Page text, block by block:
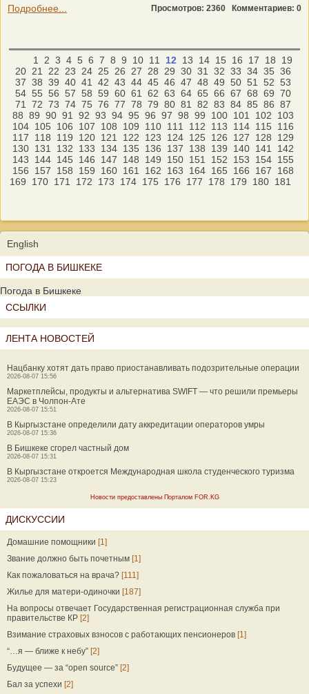
Подробнее...
Просмотров: 2360 Комментариев: 0
1 2 3 4 5 6 7 8 9 10 11 12 13 14 15 16 17 18
19
20 21 22 23 24 25 26 27 28 29 30 31 32 33 34 35 36
37 38 39 40 41 42 43 44 45 46 47 48 49 50 51 52 53
54 55 56 57 58 59 60 61 62 63 64 65 66 67 68 69 70
71
72 73 74 75 76 77 78 79 80 81 82 83 84 85 86 87
88 89 90 91 92 93 94 95 96 97 98 99 100 101 102
103
104 105 106 107 108 109 110 111 112 113 114 115
116
117
118 119 120 121 122 123 124 125 126 127 128
129
130 131 132 133 134 135 136 137 138 139 140 141
142
143
144 145 146 147 148 149 150 151 152 153 154 155
156
157 158 159 160 161 162 163 164 165 166 167
168
169
170 171 172 173 174 175 176 177 178 179 180 181
English
ПОГОДА В БИШКЕКЕ
Погода в Бишкеке
ССЫЛКИ
ЛЕНТА НОВОСТЕЙ
Нацбанку хотят дать право приостанавливать подозрительные операции
2026-08-07 15:56
Маркетплейсы, продукты и альтернатива SWIFT — что решили премьеры
ЕАЭС в Чолпон-Ате
2026-08-07 15:51
В Кыргызстане определили дату аккредитации операторов умры
2026-08-07 15:36
В Бишкеке сгорел частный дом
2026-08-07 15:31
В Кыргызстане откроется Международная школа студенческого туризма
2026-08-07 15:23
Новости предоставлены Порталом FOR.KG
ДИСКУССИИ
Домашние помощники [1]
Звание должно быть почетным [1]
Как пожаловаться на врача? [111]
Жилье для матери-одиночки [187]
На вопросы отвечает Государственная регистрационная служба при
правительстве КР [2]
Взимание страховых взносов с работающих пенсионеров [1]
“…я — ближе к небу” [2]
Будущее — за “open source” [2]
Бал за успехи [2]